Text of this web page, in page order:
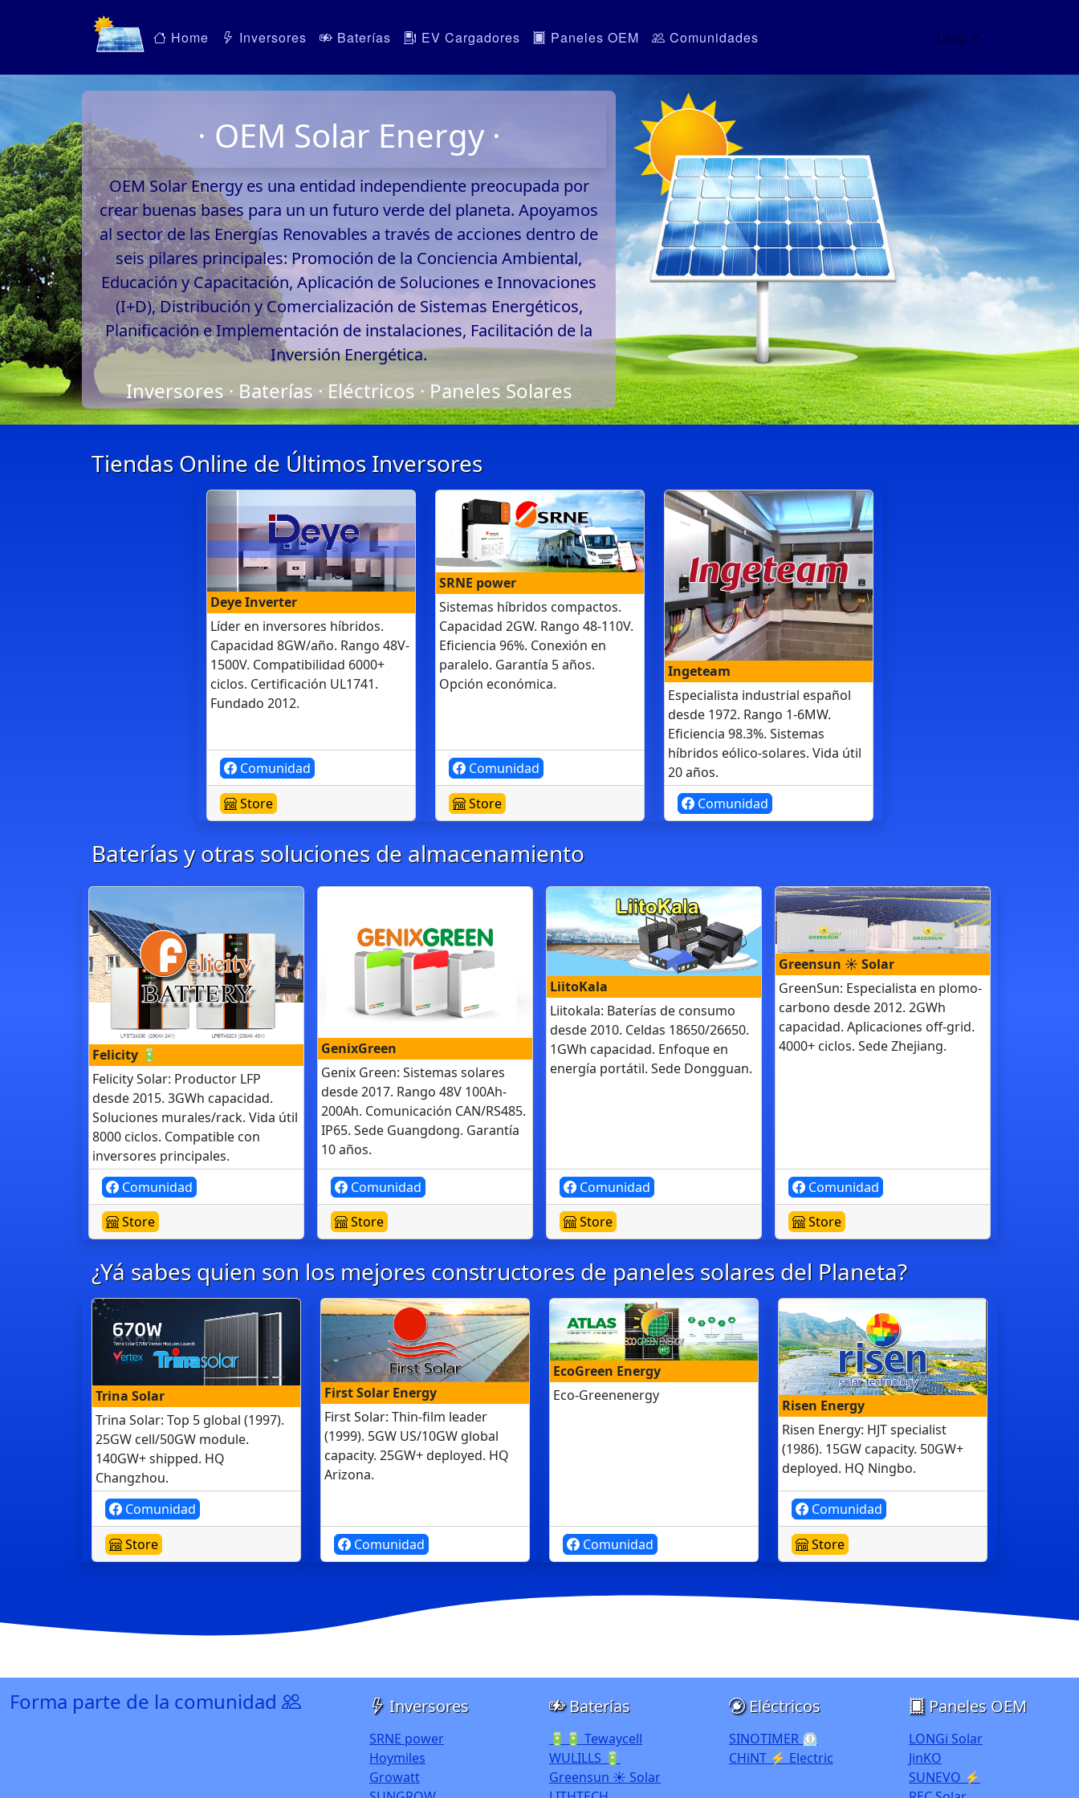
Home Inversores Baterías EV Cargadores Paneles OEM Comunidades Lang
· OEM Solar Energy ·
OEM Solar Energy es una entidad independiente preocupada por
crear buenas bases para un un futuro verde del planeta. Apoyamos
al sector de las Energías Renovables a través de acciones dentro de
seis pilares principales: Promoción de la Conciencia Ambiental,
Educación y Capacitación, Aplicación de Soluciones e Innovaciones
(I+D), Distribución y Comercialización de Sistemas Energéticos,
Planificación e Implementación de instalaciones, Facilitación de la
Inversión Energética.
Inversores · Baterías · Eléctricos · Paneles Solares
Tiendas Online de Últimos Inversores
Deye Inverter
Líder en inversores híbridos.
Capacidad 8GW/año. Rango 48V-
1500V. Compatibilidad 6000+
ciclos. Certificación UL1741.
Fundado 2012.
Comunidad
Store
SRNE power
Sistemas híbridos compactos.
Capacidad 2GW. Rango 48-110V.
Eficiencia 96%. Conexión en
paralelo. Garantía 5 años.
Opción económica.
Comunidad
Store
Ingeteam
Especialista industrial español
desde 1972. Rango 1-6MW.
Eficiencia 98.3%. Sistemas
híbridos eólico-solares. Vida útil
20 años.
Comunidad
Baterías y otras soluciones de almacenamiento
Felicity 🔋
Felicity Solar: Productor LFP
desde 2015. 3GWh capacidad.
Soluciones murales/rack. Vida útil
8000 ciclos. Compatible con
inversores principales.
Comunidad
Store
GenixGreen
Genix Green: Sistemas solares
desde 2017. Rango 48V 100Ah-
200Ah. Comunicación CAN/RS485.
IP65. Sede Guangdong. Garantía
10 años.
Comunidad
Store
LiitoKala
Liitokala: Baterías de consumo
desde 2010. Celdas 18650/26650.
1GWh capacidad. Enfoque en
energía portátil. Sede Dongguan.
Comunidad
Store
Greensun ☀️ Solar
GreenSun: Especialista en plomo-
carbono desde 2012. 2GWh
capacidad. Aplicaciones off-grid.
4000+ ciclos. Sede Zhejiang.
Comunidad
Store
¿Yá sabes quien son los mejores constructores de paneles solares del Planeta?
Trina Solar
Trina Solar: Top 5 global (1997).
25GW cell/50GW module.
140GW+ shipped. HQ
Changzhou.
Comunidad
Store
First Solar Energy
First Solar: Thin-film leader
(1999). 5GW US/10GW global
capacity. 25GW+ deployed. HQ
Arizona.
Comunidad
EcoGreen Energy
Eco-Greenenergy
Comunidad
Risen Energy
Risen Energy: HJT specialist
(1986). 15GW capacity. 50GW+
deployed. HQ Ningbo.
Comunidad
Store
Forma parte de la comunidad Inversores
SRNE power
Hoymiles
Growatt
Baterías
🔋🔋 Tewaycell
WULILLS 🔋
Greensun ☀️ Solar
Eléctricos
SINOTIMER ⏲️
CHiNT ⚡ Electric
Paneles OEM
LONGi Solar
JinKO
SUNEVO ⚡